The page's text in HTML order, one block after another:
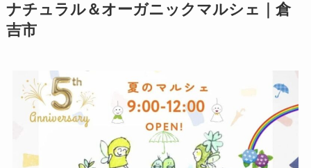
ナチュラル＆オーガニックマルシェ｜倉
吉市